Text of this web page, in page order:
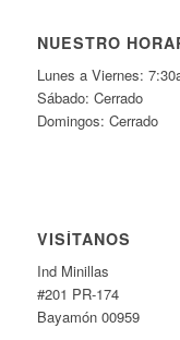
NUESTRO
Lunes a Viernes:
Sábado: Cerrado
Domingos: Cerrado
VISÍTANOS
Ind Minillas
#201 PR-174
Bayamón 00959